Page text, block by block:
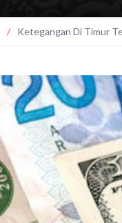
/ Ketegangan Di Timur